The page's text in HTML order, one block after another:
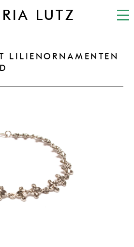
LUTZ
LILIENORNAMENTEN